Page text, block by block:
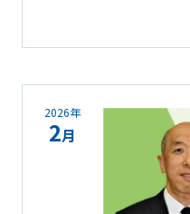
2026年
2月